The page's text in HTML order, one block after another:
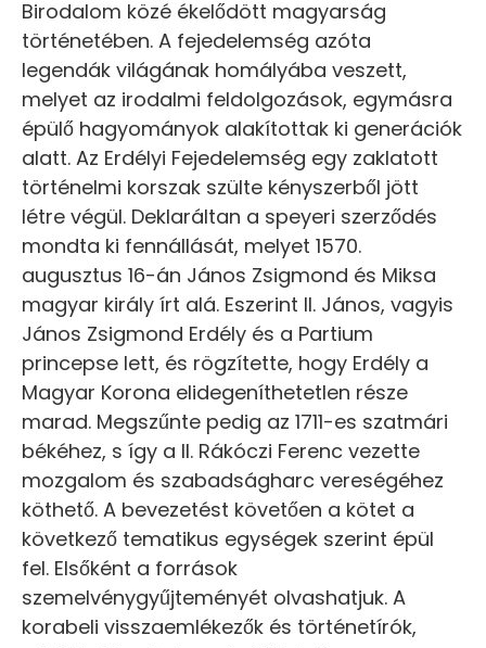
Birodalom közé ékelődött magyarság
történetében. A fejedelemség azóta
legendák világának homályába veszett,
melyet az irodalmi feldolgozások, egymásra
épülő hagyományok alakítottak ki generációk
alatt. Az Erdélyi Fejedelemség egy zaklatott
történelmi korszak szülte kényszerből jött
létre végül. Deklaráltan a speyeri szerződés
mondta ki fennállását, melyet 1570.
augusztus 16-án János Zsigmond és Miksa
magyar király írt alá. Eszerint II. János, vagyis
János Zsigmond Erdély és a Partium
princepse lett, és rögzítette, hogy Erdély a
Magyar Korona elidegeníthetetlen része
marad. Megszűnte pedig az 1711-es szatmári
békéhez, s így a II. Rákóczi Ferenc vezette
mozgalom és szabadságharc vereségéhez
köthető. A bevezetést követően a kötet a
következő tematikus egységek szerint épül
fel. Elsőként a források
szemelvénygyűjteményét olvashatjuk. A
korabeli visszaemlékezők és történetírók,